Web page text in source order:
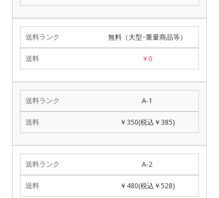
無料（大型･重量商品等）
￥0
A-1
￥350(税込￥385)
A-2
￥480(税込￥528)